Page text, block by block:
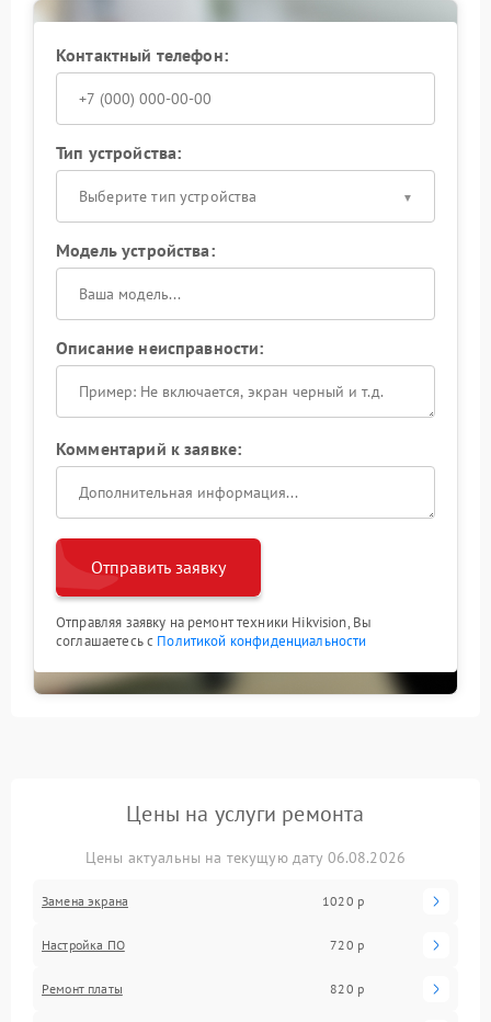
Контактный телефон:
Тип устройства:
Выберите тип устройства
Модель устройства:
Описание неисправности:
Комментарий к заявке:
Отправить заявку
Отправляя заявку на ремонт техники Hikvision, Вы
соглашаетесь с Политикой конфиденциальности
Цены на услуги ремонта
Цены актуальны на текущую дату 06.08.2026
Замена экрана 1020 р
Настройка ПО 720 р
Ремонт платы 820 р